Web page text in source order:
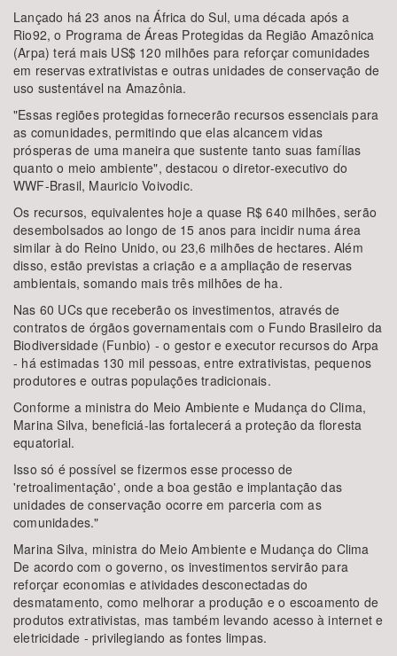
Área Protegida
BUSCAR
Lançado há 23 anos na África do Sul, uma década após a
Rio92, o Programa de Áreas Protegidas da Região Amazônica
(Arpa) terá mais US$ 120 milhões para reforçar comunidades
em reservas extrativistas e outras unidades de conservação de
uso sustentável na Amazônia.
"Essas regiões protegidas fornecerão recursos essenciais para
as comunidades, permitindo que elas alcancem vidas
prósperas de uma maneira que sustente tanto suas famílias
quanto o meio ambiente", destacou o diretor-executivo do
WWF-Brasil, Mauricio Voivodic.
Os recursos, equivalentes hoje a quase R$ 640 milhões, serão
desembolsados ao longo de 15 anos para incidir numa área
similar à do Reino Unido, ou 23,6 milhões de hectares. Além
disso, estão previstas a criação e a ampliação de reservas
ambientais, somando mais três milhões de ha.
Nas 60 UCs que receberão os investimentos, através de
contratos de órgãos governamentais com o Fundo Brasileiro da
Biodiversidade (Funbio) - o gestor e executor recursos do Arpa
- há estimadas 130 mil pessoas, entre extrativistas, pequenos
produtores e outras populações tradicionais.
Conforme a ministra do Meio Ambiente e Mudança do Clima,
Marina Silva, beneficiá-las fortalecerá a proteção da floresta
equatorial.
Isso só é possível se fizermos esse processo de
'retroalimentação', onde a boa gestão e implantação das
unidades de conservação ocorre em parceria com as
comunidades."
Marina Silva, ministra do Meio Ambiente e Mudança do Clima
De acordo com o governo, os investimentos servirão para
reforçar economias e atividades desconectadas do
desmatamento, como melhorar a produção e o escoamento de
produtos extrativistas, mas também levando acesso à internet e
eletricidade - privilegiando as fontes limpas.